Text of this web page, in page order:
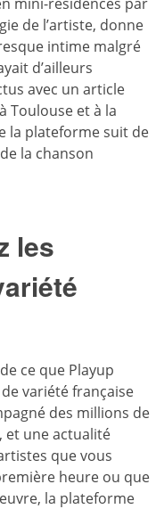
de l’artiste, donne
intime malgré
d’ailleurs
avec un article
Toulouse et à la
la plateforme suit de
la chanson
les
ce que Playup
variété française
des millions de
et une actualité
que vous
heure ou que
la plateforme